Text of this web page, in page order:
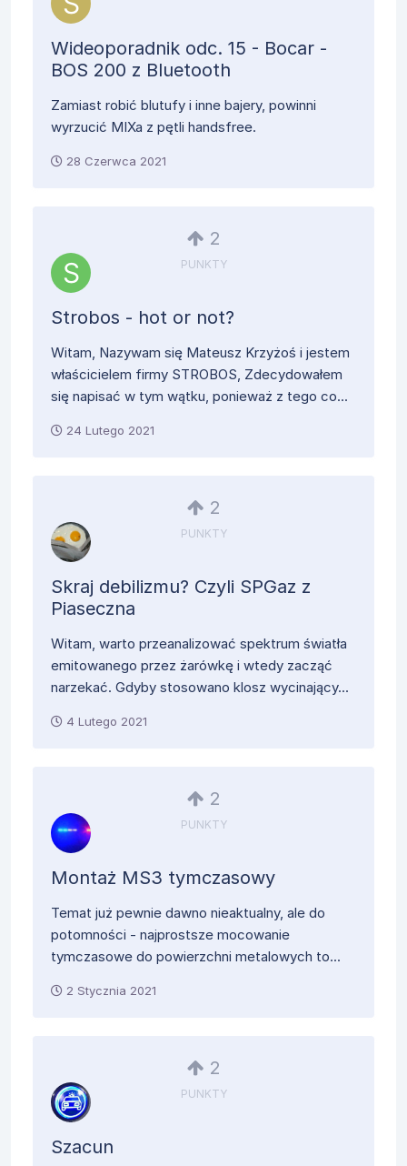
Wideoporadnik odc. 15 - Bocar -
BOS 200 z Bluetooth
Zamiast robić blutufy i inne bajery, powinni
wyrzucić MIXa z pętli handsfree.
28 Czerwca 2021
2
PUNKTY
Strobos - hot or not?
Witam, Nazywam się Mateusz Krzyżoś i jestem
właścicielem firmy STROBOS, Zdecydowałem
się napisać w tym wątku, ponieważ z tego co...
24 Lutego 2021
2
PUNKTY
Skraj debilizmu? Czyli SPGaz z
Piaseczna
Witam, warto przeanalizować spektrum światła
emitowanego przez żarówkę i wtedy zacząć
narzekać. Gdyby stosowano klosz wycinający...
4 Lutego 2021
2
PUNKTY
Montaż MS3 tymczasowy
Temat już pewnie dawno nieaktualny, ale do
potomności - najprostsze mocowanie
tymczasowe do powierzchni metalowych to...
2 Stycznia 2021
2
PUNKTY
Szacun